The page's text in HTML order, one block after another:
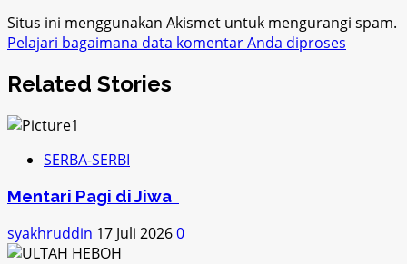
Situs ini menggunakan Akismet untuk mengurangi spam.
Pelajari bagaimana data komentar Anda diproses
Related Stories
SERBA-SERBI
Mentari Pagi di Jiwa
syakhruddin 17 Juli 20260